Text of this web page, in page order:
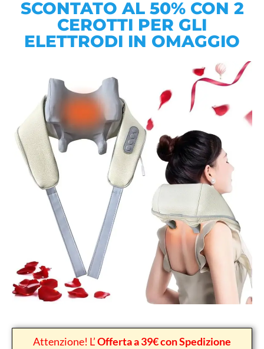
SCONTATO AL 50% CON 2
CEROTTI PER GLI
ELETTRODI IN OMAGGIO
Attenzione! L’Offerta a 39€ con Spedizione